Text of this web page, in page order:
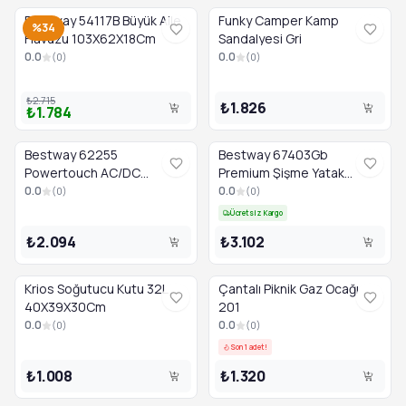
%34
Bestway 54117B Büyük Aile
Havuzu 103X62X18Cm
0.0 (0)
₺2.715
₺1.784
Funky Camper Kamp
Sandalyesi Gri
0.0 (0)
₺1.826
Bestway 62255
Powertouch AC/DC
Elektrikli Hava Pompası
0.0 (0)
₺2.094
Bestway 67403Gb
Premium Şişme Yatak
203X152X46Cm Pompalı
0.0 (0)
Ücretsiz Kargo
₺3.102
Krios Soğutucu Kutu 32L
40X39X30Cm
0.0 (0)
₺1.008
Çantalı Piknik Gaz Ocağı
201
0.0 (0)
Son 1 adet!
₺1.320